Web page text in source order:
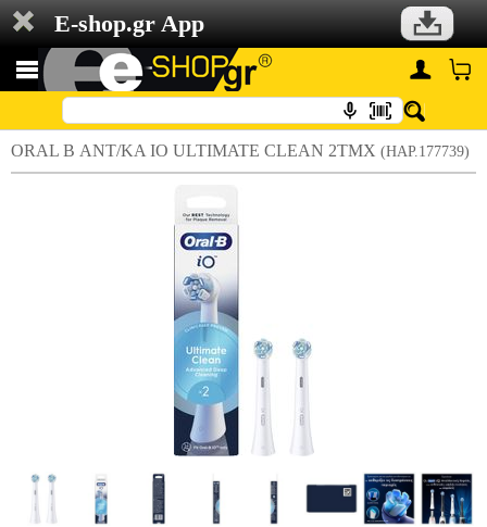
E-shop.gr App
ORAL B ΑΝΤ/ΚΑ IO ULTIMATE CLEAN 2ΤΜΧ (HAP.177739)